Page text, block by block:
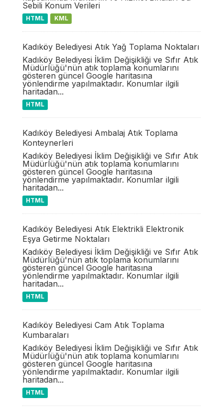
Sebili Konum Verileri
HTML KML
Kadıköy Belediyesi Atık Yağ Toplama Noktaları
Kadıköy Belediyesi İklim Değişikliği ve Sıfır Atık
Müdürlüğü'nün atık toplama konumlarını
gösteren güncel Google haritasına
yönlendirme yapılmaktadır. Konumlar ilgili
haritadan...
HTML
Kadıköy Belediyesi Ambalaj Atık Toplama
Konteynerleri
Kadıköy Belediyesi İklim Değişikliği ve Sıfır Atık
Müdürlüğü'nün atık toplama konumlarını
gösteren güncel Google haritasına
yönlendirme yapılmaktadır. Konumlar ilgili
haritadan...
HTML
Kadıköy Belediyesi Atık Elektrikli Elektronik
Eşya Getirme Noktaları
Kadıköy Belediyesi İklim Değişikliği ve Sıfır Atık
Müdürlüğü'nün atık toplama konumlarını
gösteren güncel Google haritasına
yönlendirme yapılmaktadır. Konumlar ilgili
haritadan...
HTML
Kadıköy Belediyesi Cam Atık Toplama
Kumbaraları
Kadıköy Belediyesi İklim Değişikliği ve Sıfır Atık
Müdürlüğü'nün atık toplama konumlarını
gösteren güncel Google haritasına
yönlendirme yapılmaktadır. Konumlar ilgili
haritadan...
HTML